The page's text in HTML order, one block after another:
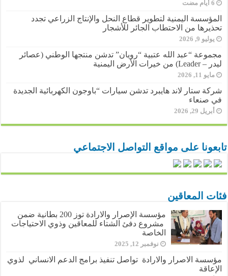
المؤسسة اليمنية لتطوير قطاع النحل والإنتاج الزراعي تجدد
تحذيرها من الاحتطاب الجائر للأشجار
يوليو 9, 2026
مجموعة “عبد الله عتبية “رويان” تدشن منتجها الوطني (عصائر
ليدر – Leader) من خيرات الأرض اليمنية
مايو 11, 2026
شركة ستار لاند هايبرد تدشن سيارات “باوجون الكهربائية الجديدة
في صنعاء
أبريل 29, 2026
تابعونا على مواقع التواصل الاجتماعي
فئات المعاقين
مؤسسة الإصرار والارادة توز 200 بطانية ضمن
مشروع دفئ الشتاء للمعاقين وذوي الاحتياجات
الخاصة
نوفمبر 12, 2025
مؤسسة الاصرار والارادة تواصل تنفيذ برامج الدعم الانساني لذوي
الإعاقة